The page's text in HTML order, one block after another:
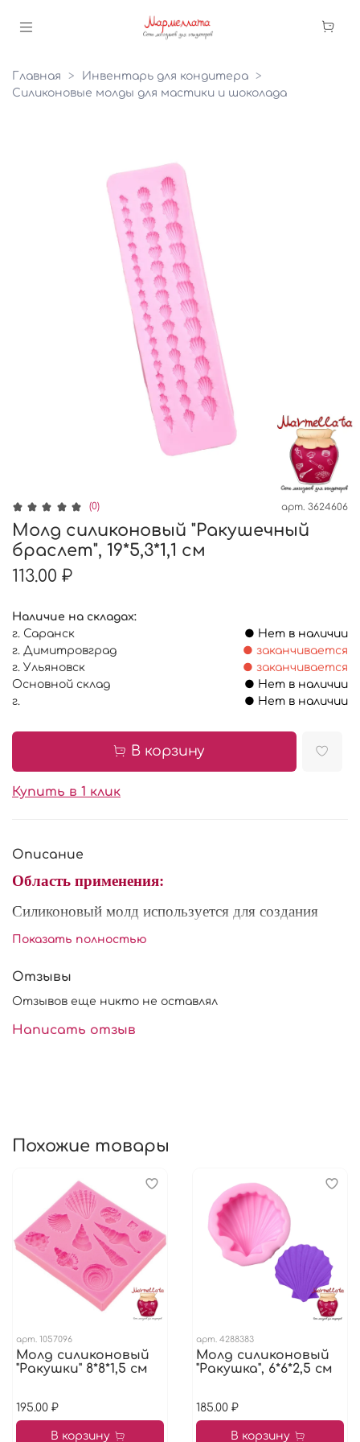
Главная
Инвентарь для кондитера
Силиконовые молды для мастики и шоколада
(0) арт. 3624606
Молд силиконовый "Ракушечный
браслет", 19*5,3*1,1 см
113.00 ₽
Наличие на складах:
г. Саранск
● Нет в наличии
г. Димитровград
● заканчивается
г. Ульяновск
● заканчивается
Основной склад
● Нет в наличии
г.
● Нет в наличии
В корзину
Купить в 1 клик
Описание
Область применения:
Силиконовый молд используется для создания
украшений и декора из шоколада, мастики и
посыпать внутреннюю часть молда сахарной
готового изделия. Форма многоразового
использования.
Показать полностью
Отзывы
Отзывов еще никто не оставлял
Написать отзыв
Похожие товары
арт.1057096
Молд силиконовый
"Ракушки" 8*8*1,5 см
195.00 ₽
В корзину
арт.4288383
Молд силиконовый
"Ракушка", 6*6*2,5 см
185.00 ₽
В корзину